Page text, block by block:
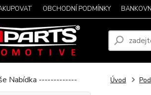
OBCHODNÍ PODMÍNKY
Nabídka ------------- Úvod